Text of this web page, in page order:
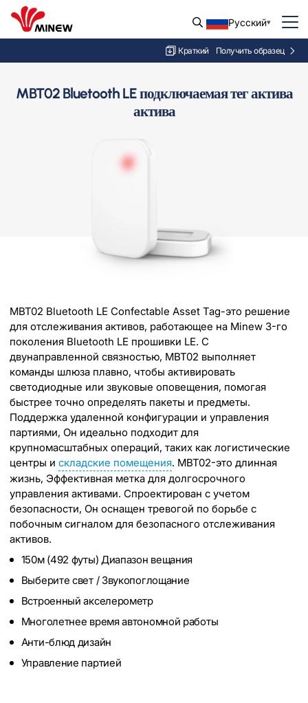
Русский
Краткий Получить образец
MBT02 Bluetooth LE подключаемая тег актива
актива
MBT02 Bluetooth LE Confectable Asset Tag-это решение
для отслеживания активов, работающее на Minew 3-го
поколения Bluetooth LE прошивки LE. С
двунаправленной связностью, MBT02 выполняет
команды шлюза плавно, чтобы активировать
светодиодные или звуковые оповещения, помогая
быстрее точно определять пакеты и предметы.
Поддержка удаленной конфигурации и управления
партиями, Он идеально подходит для
крупномасштабных операций, таких как логистические
центры и складские помещения. MBT02-это длинная
жизнь, Эффективная метка для долгосрочного
управления активами. Спроектирован с учетом
безопасности, Он оснащен тревогой по борьбе с
побочным сигналом для безопасного отслеживания
активов.
150м (492 футы) Диапазон вещания
Выберите свет / Звукопоглощание
Встроенный акселерометр
Многолетнее время автономной работы
Анти-блюд дизайн
Управление партией